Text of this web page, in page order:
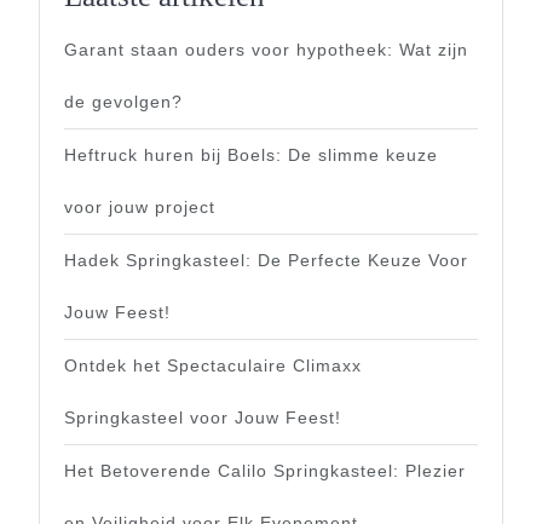
Garant staan ouders voor hypotheek: Wat zijn
de gevolgen?
Heftruck huren bij Boels: De slimme keuze
voor jouw project
Hadek Springkasteel: De Perfecte Keuze Voor
Jouw Feest!
Ontdek het Spectaculaire Climaxx
Springkasteel voor Jouw Feest!
Het Betoverende Calilo Springkasteel: Plezier